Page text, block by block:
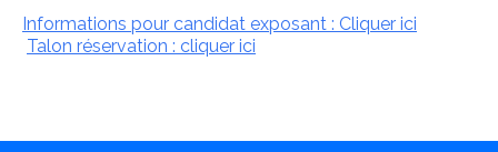
Informations pour candidat exposant : Cliquer ici
Talon réservation : cliquer ici